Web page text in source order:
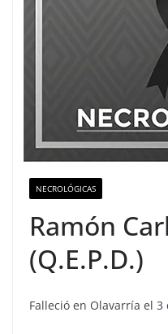
NECROLÓGICAS
Ramón
(Q.E.P.D.)
Falleció en Olavarría el